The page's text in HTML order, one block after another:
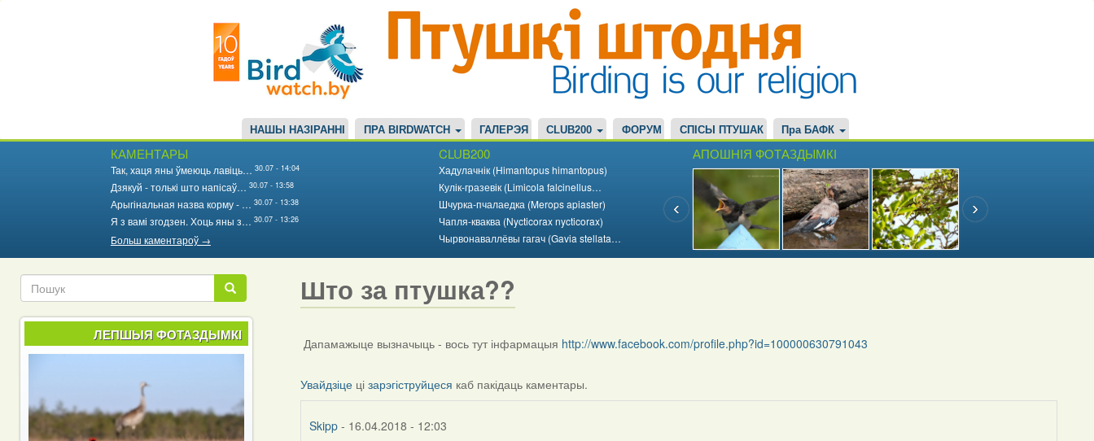
НАШЫ НАЗІРАННІ ПРА BIRDWATCH ГАЛЕРЭЯ CLUB200 ФОРУМ СПІСЫ ПТУШАК Пра БАФК
КАМЕНТАРЫ
Так, хаця яны ўмеюць лавіць… 30.07 - 14:04
Дзякуй - толькі што напісаў… 30.07 - 13:58
Арыгінальная назва корму - … 30.07 - 13:38
Я з вамі згодзен. Хоць яны з… 30.07 - 13:26
Больш каментароў →
CLUB200
Хадулачнік (Himantopus himantopus)
Кулік-гразевік (Limicola falcinellus…
Шчурка-пчалаедка (Merops apiaster)
Чапля-кваква (Nycticorax nycticorax)
Чырвонаваллёвы гагач (Gavia stellata…
АПОШНІЯ ФОТАЗДЫМКІ
Што за птушка??
Дапамажыце вызначыць - вось тут інфармацыя http://www.facebook.com/profile.php?id=100000630791043
Увайдзіце цізарэгіструйцеся каб пакідаць каментары.
Skipp - 16.04.2018 - 12:03
Пошук
Пошук
ЛЕПШЫЯ ФОТАЗДЫМКІ